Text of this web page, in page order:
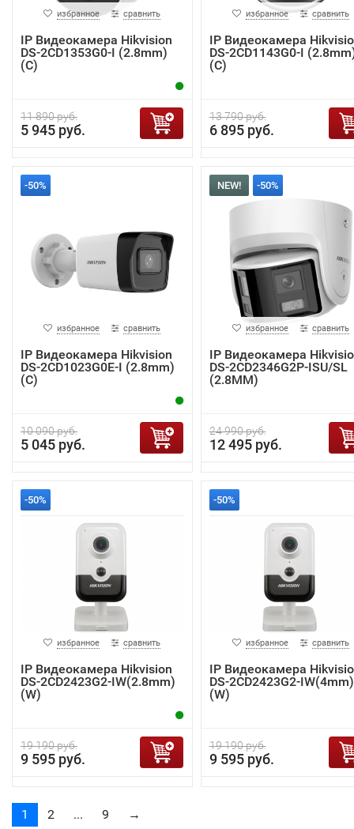
избранное сравнить
IP Видеокамера Hikvision
DS-2CD1353G0-I (2.8mm)
(C)
11 890 руб.
5 945 руб.
избранное сравнить
IP Видеокамера
DS-2CD1143G0-I
(C)
13 790 руб.
6 895 руб.
-50%
избранное сравнить
IP Видеокамера Hikvision
DS-2CD1023G0E-I (2.8mm)
(C)
10 090 руб.
5 045 руб.
NEW! -50%
избранное сравнить
IP Видеокамера
DS-2CD2346G2P-ISU/SL
(2.8MM)
24 990 руб.
12 495 руб.
-50%
избранное сравнить
IP Видеокамера Hikvision
DS-2CD2423G2-IW(2.8mm)
(W)
19 190 руб.
9 595 руб.
-50%
избранное сравнить
IP Видеокамера
DS-2CD2423G2-IW(4mm)
(W)
19 190 руб.
9 595 руб.
1 2 ... 9 →